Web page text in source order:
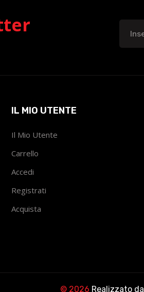
IL MIO UTENTE
Il Mio Utente
Carrello
Accedi
Registrati
Acquista
© 2026 Realizzato da